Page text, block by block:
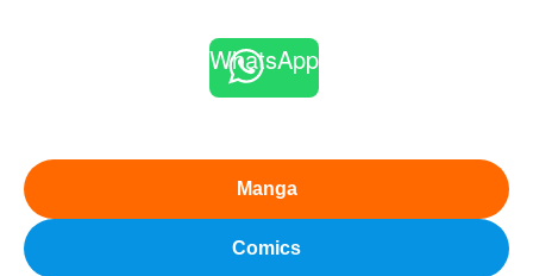
WhatsApp
Manga
Comics